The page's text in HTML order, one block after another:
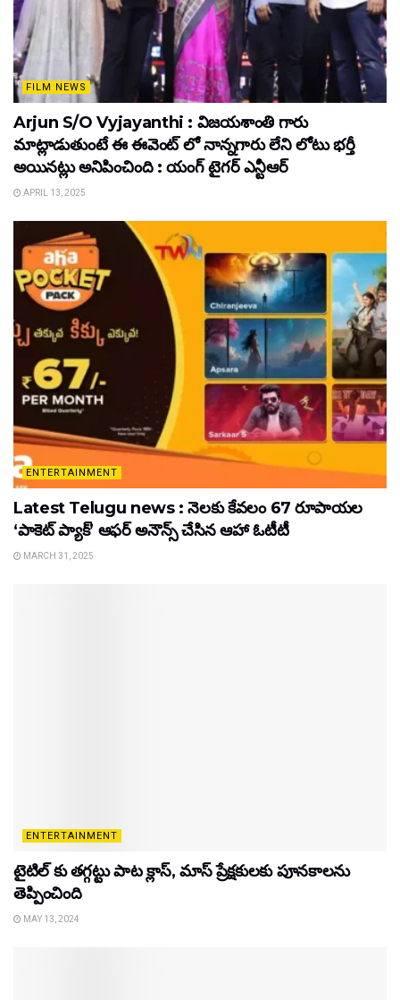
FILM NEWS
Arjun S/O Vyjayanthi : విజయశాంతి గారు
మాట్లాడుతుంటే ఈ ఈవెంట్ లో నాన్నగారు లేని లోటు భర్తీ
అయినట్లు అనిపించింది : యంగ్ టైగర్ ఎన్టీఆర్
APRIL 13, 2025
ENTERTAINMENT
Latest Telugu news : నెలకు కేవలం 67 రూపాయల
‘పాకెట్ ప్యాక్’ ఆఫర్ అనౌన్స్ చేసిన ఆహా ఓటీటీ
MARCH 31, 2025
ENTERTAINMENT
టైటిల్‌ కు తగ్గట్టు పాట క్లాస్, మాస్ ప్రేక్షకులకు పూనకాలను
తెప్పించింది
MAY 13, 2024